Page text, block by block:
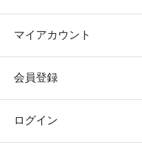
マイアカウント
会員登録
ログイン